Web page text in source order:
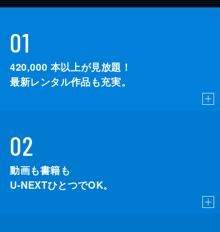
01
420,000 本以上が見放題！
最新レンタル作品も充実。
02
動画も書籍も
U-NEXTひとつでOK。